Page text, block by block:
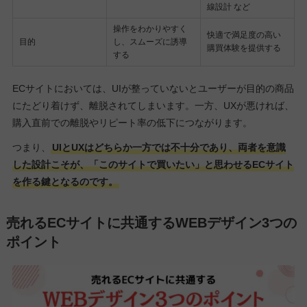
線設計 など
目的
操作をわかりやすく
し、スムーズに誘導
する
快適で満足度の高い
購買体験を提供する
ECサイトにおいては、UIが整っていないとユーザーが目的の商品
にたどり着けず、離脱されてしまいます。一方、UXが悪ければ、
購入直前での離脱やリピート率の低下につながります。
つまり、
UIとUXはどちらか一方では不十分であり、両者を意識
した設計こそが、「このサイトで買いたい」と思わせるECサイト
を作る鍵となるのです。
売れるECサイトに共通するWEBデザイン3つの
ポイント